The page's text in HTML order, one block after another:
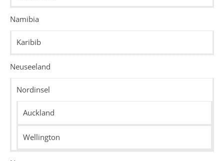
Namibia
Karibib
Neuseeland
Nordinsel
Auckland
Wellington